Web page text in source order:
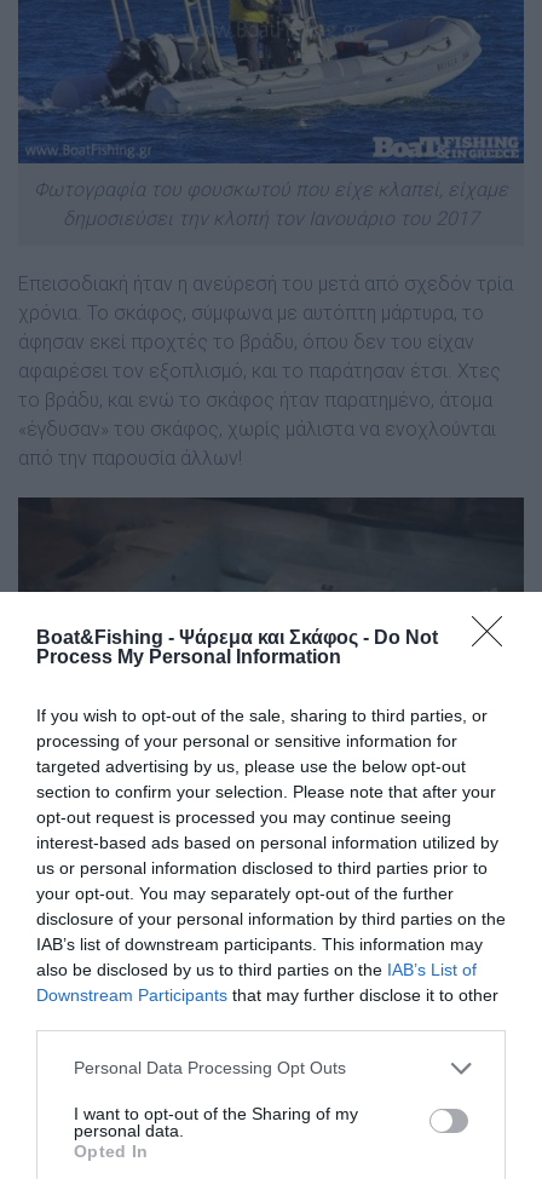
Boat&Fishing - Ψάρεμα και Σκάφος - Do Not
Process My Personal Information
If you wish to opt-out of the sale, sharing to third parties, or
processing of your personal or sensitive information for
targeted advertising by us, please use the below opt-out
section to confirm your selection. Please note that after your
opt-out request is processed you may continue seeing
interest-based ads based on personal information utilized by
us or personal information disclosed to third parties prior to
your opt-out. You may separately opt-out of the further
disclosure of your personal information by third parties on the
IAB’s list of downstream participants. This information may
also be disclosed by us to third parties on the IAB’s List of
Downstream Participants that may further disclose it to other
Personal Data Processing Opt Outs
I want to opt-out of the Sharing of my
personal data.
Opted In
Φωτογραφία του φουσκωτού που είχε κλαπεί, είχαμε
δημοσιεύσει την κλοπή τον Ιανουάριο του 2017
Επεισοδιακή ήταν η ανεύρεσή του μετά από σχεδόν τρία
χρόνια. Το σκάφος, σύμφωνα με αυτόπτη μάρτυρα, το
άφησαν εκεί προχτές το βράδυ, όπου δεν του είχαν
αφαιρέσει τον εξοπλισμό, και το παράτησαν έτσι. Χτες
το βράδυ, και ενώ το σκάφος ήταν παρατημένο, άτομα
«έγδυσαν» του σκάφος, χωρίς μάλιστα να ενοχλούνται
από την παρουσία άλλων!